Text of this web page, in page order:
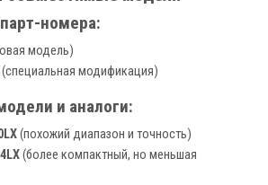
номера:
модель)
(специальная модификация)
и аналоги:
(похожий диапазон и точность)
(более компактный, но меньшая